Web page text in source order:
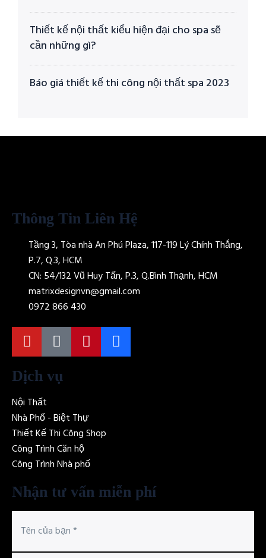
Thiết kế nội thất kiểu hiện đại cho spa sẽ
cần những gì?
Báo giá thiết kế thi công nội thất spa 2023
Thông Tin Liên Hệ
Tầng 3, Tòa nhà An Phú Plaza, 117-119 Lý Chính Thắng,
P.7, Q.3, HCM
CN: 54/132 Vũ Huy Tấn, P.3, Q.Bình Thạnh, HCM
matrixdesignvn@gmail.com
0972 866 430
Dịch vụ
Nội Thất
Nhà Phố - Biệt Thự
Thiết Kế Thi Công Shop
Công Trình Căn hộ
Công Trình Nhà phố
Nhận tư vấn miễn phí